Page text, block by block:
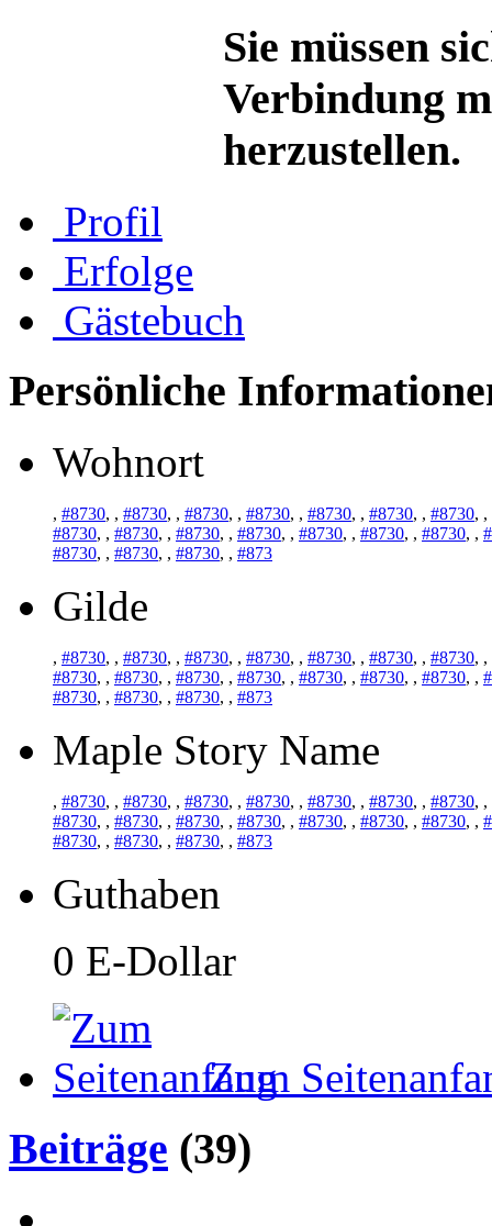
Sie müssen
Verbindung
herzustellen.
Profil
Erfolge
Gästebuch
Persönliche
Wohnort
, #8730, , #8730, , #8730, , #8730, , #8730, , #8730, , #8730, ,
#8730, , #8730, , #8730, , #8730, , #8730, , #8730, , #8730, ,
#8730, , #8730, , #8730, , #873
Gilde
, #8730, , #8730, , #8730, , #8730, , #8730, , #8730, , #8730, ,
#8730, , #8730, , #8730, , #8730, , #8730, , #8730, , #8730, ,
#8730, , #8730, , #8730, , #873
Maple Story Name
, #8730, , #8730, , #8730, , #8730, , #8730, , #8730, , #8730, ,
#8730, , #8730, , #8730, , #8730, , #8730, , #8730, , #8730, ,
#8730, , #8730, , #8730, , #873
Guthaben
0 E-Dollar
Zum
Beiträge (39)